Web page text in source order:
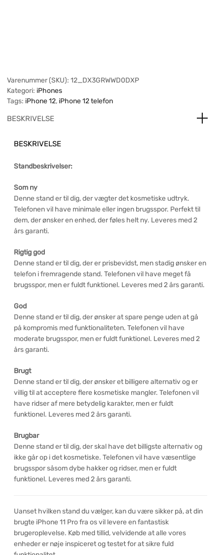
Varenummer (SKU): 12_DX3GRWWD0DXP
Kategori: iPhones
Tags: iPhone 12, iPhone 12 telefon
BESKRIVELSE
BESKRIVELSE
Standbeskrivelser:
Som ny
Denne stand er til dig, der vægter det kosmetiske udtryk.
Telefonen vil have minimale eller ingen brugsspor. Perfekt til
dem, der ønsker en enhed, der føles helt ny. Leveres med 2
års garanti.
Rigtig god
Denne stand er til dig, der er prisbevidst, men stadig ønsker en
telefon i fremragende stand. Telefonen vil have meget få
brugsspor, men er fuldt funktionel. Leveres med 2 års garanti.
God
Denne stand er til dig, der ønsker at spare penge uden at gå
på kompromis med funktionaliteten. Telefonen vil have
moderate brugsspor, men er fuldt funktionel. Leveres med 2
års garanti.
Brugt
Denne stand er til dig, der ønsker et billigere alternativ og er
villig til at acceptere flere kosmetiske mangler. Telefonen vil
have ridser af mere betydelig karakter, men er fuldt
funktionel. Leveres med 2 års garanti.
Brugbar
Denne stand er til dig, der skal have det billigste alternativ og
ikke går op i det kosmetiske. Telefonen vil have væsentlige
brugsspor såsom dybe hakker og ridser, men er fuldt
funktionel. Leveres med 2 års garanti.
Uanset hvilken stand du vælger, kan du være sikker på, at din
brugte iPhone 11 Pro fra os vil levere en fantastisk
brugeroplevelse. Køb med tillid, velvidende at alle vores
enheder er nøje inspiceret og testet for at sikre fuld